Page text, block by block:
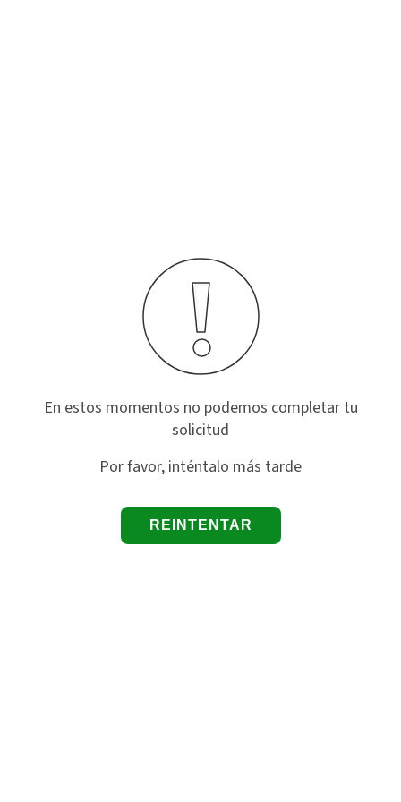
En estos momentos no podemos completar tu
solicitud
Por favor, inténtalo más tarde
REINTENTAR